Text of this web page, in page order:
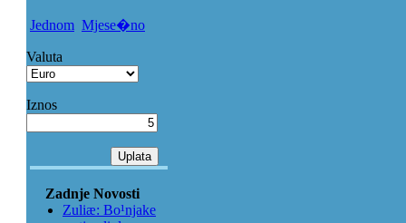
Jednom Mjese�no
Valuta
Iznos
Zadnje Novosti
Zuliæ: Bo¹njake